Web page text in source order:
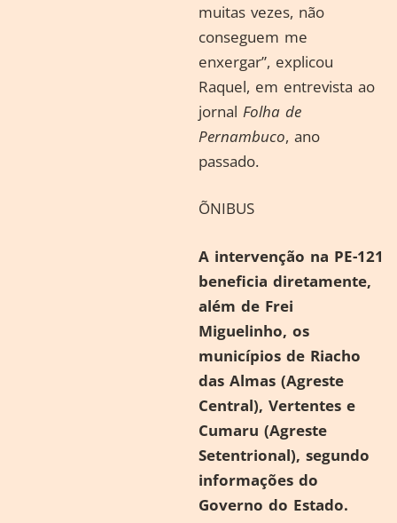
muitas vezes, não
conseguem me
enxergar”, explicou
Raquel, em entrevista ao
jornal Folha de
Pernambuco, ano
passado.
ÕNIBUS
A intervenção na PE-121
beneficia diretamente,
além de Frei
Miguelinho, os
municípios de Riacho
das Almas (Agreste
Central), Vertentes e
Cumaru (Agreste
Setentrional), segundo
informações do
Governo do Estado.